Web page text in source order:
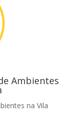
Ambientes
na Vila